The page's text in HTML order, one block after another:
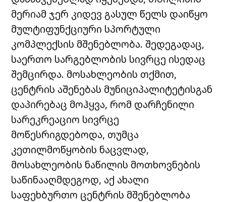
მერიამ ჯერ კიდევ გასულ წელს დაიწყო
მულტიფუნქციური სპორტული
კომპლექსის მშენებლობა. შედეგადაც,
საერთო სარგებლობის სივრცე ისედაც
შემცირდა. მოსახლეობის თქმით,
ცენტრის აშენებას მუნიციპალიტეტისგან
დაპირებაც მოჰყვა, რომ დარჩენილი
სარეკრეაციო სივრცე
მოწესრიგდებოდა, თუმცა
კეთილმოწყობის ნაცვლად,
მოსახლეობის ნაწილის მოთხოვნების
საწინააღმდეგოდ, აქ ახალი
საფეხბურთო ცენტრის მშენებლობა